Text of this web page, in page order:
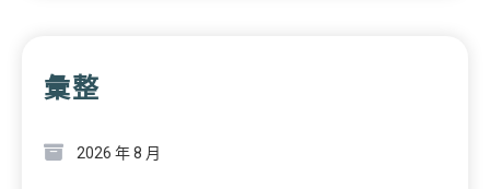
彙整
2026 年 8 月